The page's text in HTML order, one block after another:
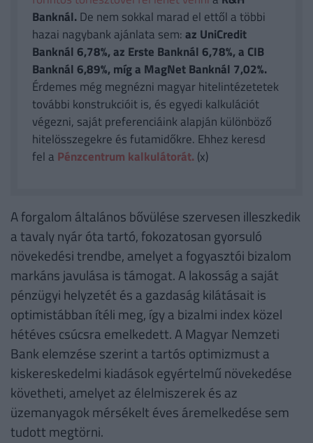
Banknál.De nem sokkal marad el ettől a többi
hazai nagybank ajánlata sem:az UniCredit
Banknál 6,78%, az Erste Banknál 6,78%, a CIB
Banknál 6,89%, míg a MagNet Banknál 7,02%.
Érdemes még megnézni magyar hitelintézetetek
további konstrukcióit is, és egyedi kalkulációt
végezni, saját preferenciáink alapján különböző
hitelösszegekre és futamidőkre. Ehhez keresd
fel a Pénzcentrum kalkulátorát. (x)
A forgalom általános bővülése szervesen illeszkedik
a tavaly nyár óta tartó, fokozatosan gyorsuló
növekedési trendbe, amelyet a fogyasztói bizalom
markáns javulása is támogat. A lakosság a saját
pénzügyi helyzetét és a gazdaság kilátásait is
optimistábban ítéli meg, így a bizalmi index közel
hétéves csúcsra emelkedett. A Magyar Nemzeti
Bank elemzése szerint a tartós optimizmust a
kiskereskedelmi kiadások egyértelmű növekedése
követheti, amelyet az élelmiszerek és az
üzemanyagok mérsékelt éves áremelkedése sem
tudott megtörni.